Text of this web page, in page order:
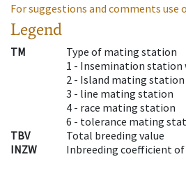
For suggestions and comments use
Legend
TM
Type of mating station
1 - Insemination station
2 - Island mating station
3 - line mating station
4 - race mating station
6 - tolerance mating
TBV
Total breeding value
INZW
Inbreeding coefficient